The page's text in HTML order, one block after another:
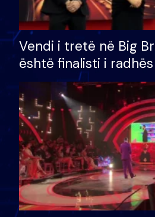
Vendi i tretë në Big
është finalisti i